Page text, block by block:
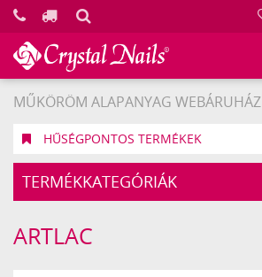
MŰKÖRÖM ALAPANYAG WEBÁRUHÁZ
HŰSÉGPONTOS TERMÉKEK
TERMÉKKATEGÓRIÁK
ARTLAC